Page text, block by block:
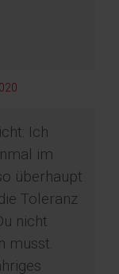
Ich
im
überhaupt
Toleranz
nicht
musst.